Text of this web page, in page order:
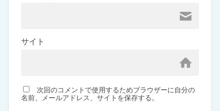
サイト
次回のコメントで使用するためブラウザーに自分の
名前、メールアドレス、サイトを保存する。